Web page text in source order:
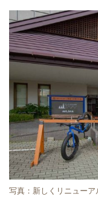
写真：新しくリニュー